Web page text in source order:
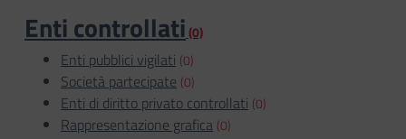
Enti controllati(0)
Enti pubblici vigilati (0)
Società partecipate (0)
Enti di diritto privato controllati (0)
Rappresentazione grafica (0)